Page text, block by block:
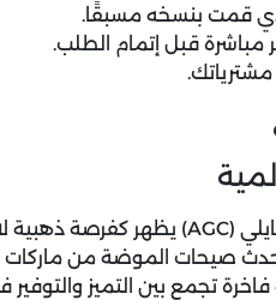
قمت بنسخه مسبقًا.
قبل إتمام الطلب.
(
AGC) يظهر كفرصة ذهبية
أحدث صيحات الموضة من
تجمع بين التميز